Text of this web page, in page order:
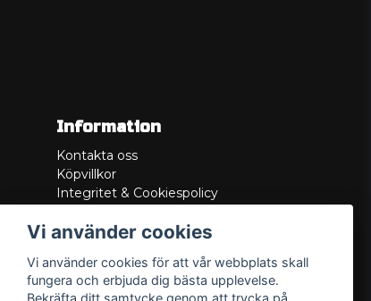
Information
Kontakta oss
Köpvillkor
Integritet & Cookiespolicy
Service/Garanti
Lådritning
Om oss
Vi använder cookies
Vi använder cookies för att vår webbplats skall
fungera och erbjuda dig bästa upplevelse.